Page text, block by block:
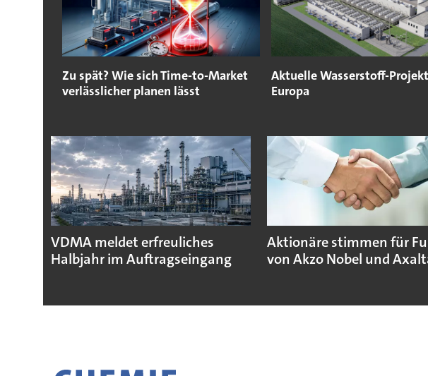
Zu spät? Wie sich Time-to-Market
verlässlicher planen lässt
Aktuelle Wasserstoff-
Europa
VDMA meldet erfreuliches
Halbjahr im Auftragseingang
Aktionäre stimmen für
von Akzo Nobel und